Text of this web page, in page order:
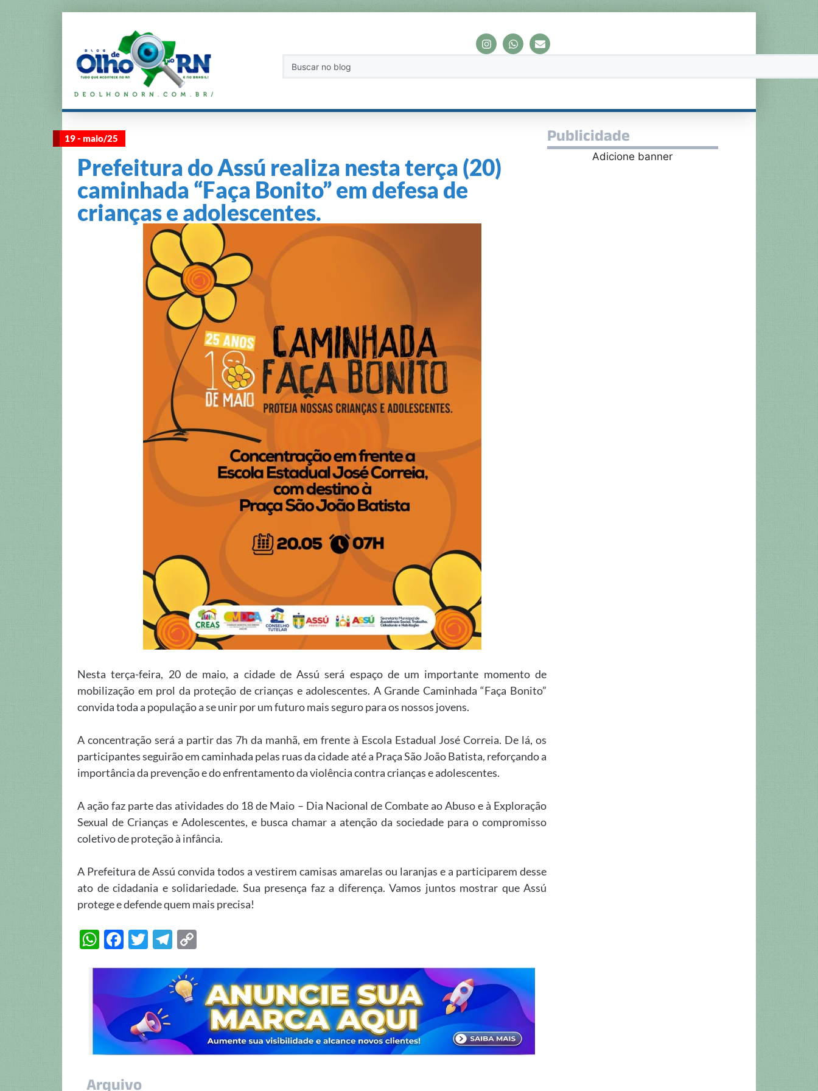
19 - maio/25
Prefeitura do Assú realiza nesta terça (20)
caminhada “Faça Bonito” em defesa de
crianças e adolescentes.
Nesta terça-feira, 20 de maio, a cidade de Assú será espaço de um importante momento de
mobilização em prol da proteção de crianças e adolescentes. A Grande Caminhada “Faça Bonito”
convida toda a população a se unir por um futuro mais seguro para os nossos jovens.
A concentração será a partir das 7h da manhã, em frente à Escola Estadual José Correia. De lá, os
participantes seguirão em caminhada pelas ruas da cidade até a Praça São João Batista, reforçando a
importância da prevenção e do enfrentamento da violência contra crianças e adolescentes.
A ação faz parte das atividades do 18 de Maio – Dia Nacional de Combate ao Abuso e à Exploração
Sexual de Crianças e Adolescentes, e busca chamar a atenção da sociedade para o compromisso
coletivo de proteção à infância.
A Prefeitura de Assú convida todos a vestirem camisas amarelas ou laranjas e a participarem desse
ato de cidadania e solidariedade. Sua presença faz a diferença. Vamos juntos mostrar que Assú
protege e defende quem mais precisa!
W
s
A
p
p
F
e
b
o
o
k
T
er
T
e
gr
m
p
y
Li
n
k
Publicidade
Adicione banner